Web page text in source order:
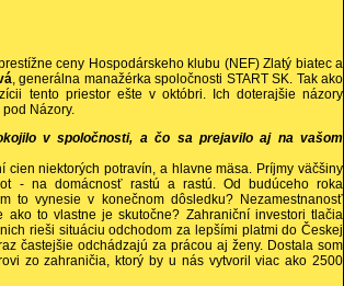
ceny Hospodárskeho klubu (NEF) Zlatý biatec a
, generálna manažérka spoločnosti START SK. Tak ako
tento priestor ešte v októbri. Ich doterajšie názory
Názory.
v spoločnosti, a čo sa prejavilo aj na vašom
cien niektorých potravín, a hlavne mäsa. Príjmy väčšiny
- na domácnosť rastú a rastú. Od budúceho roka
to vynesie v konečnom dôsledku? Nezamestnanosť
to vlastne je skutočne? Zahraniční investori tlačia
rieši situáciu odchodom za lepšími platmi do Českej
častejšie odchádzajú za prácou aj ženy. Dostala som
zo zahraničia, ktorý by u nás vytvoril viac ako 2500